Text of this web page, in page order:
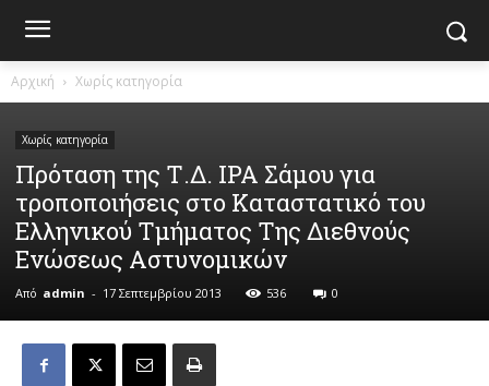
Αρχική Χωρίς κατηγορία
Χωρίς κατηγορία
Πρόταση της Τ.Δ. IPA Σάμου για
τροποποιήσεις στο Καταστατικό του
Ελληνικού Τμήματος Της Διεθνούς
Ενώσεως Αστυνομικών
Από admin - 17 Σεπτεμβρίου 2013 536 0